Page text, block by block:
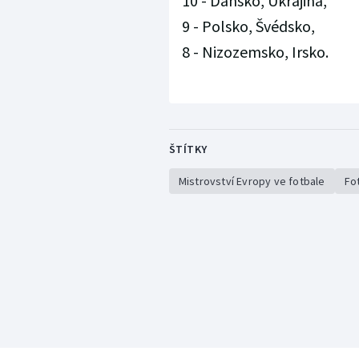
9 - Polsko, Švédsko,
8 - Nizozemsko, Irsko.
ŠTÍTKY
Mistrovství Evropy ve fotbale